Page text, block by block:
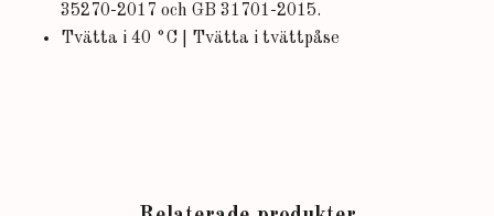
35270-2017 och GB 31701-2015.
Tvätta i 40 °C | Tvätta i tvättpåse